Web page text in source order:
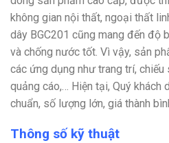
không gian nội thất, ngoại thất
dây BGC201 cũng mang đến độ
và chống nước tốt. Vì vậy, sản
các ứng dụng như trang trí, chiếu
quảng cáo,… Hiện tại, Quý khách
chuẩn, số lượng lớn, giá thành
Thông số kỹ thuật